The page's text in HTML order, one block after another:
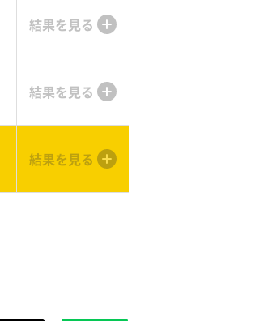
結果を見る
結果を見る
結果を見る